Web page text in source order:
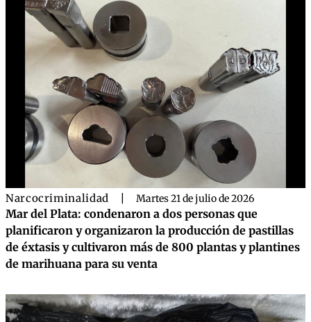
Narcocriminalidad Martes 21 de julio de 2026
Mar del Plata: condenaron a dos personas que
planificaron y organizaron la producción de pastillas
de éxtasis y cultivaron más de 800 plantas y plantines
de marihuana para su venta